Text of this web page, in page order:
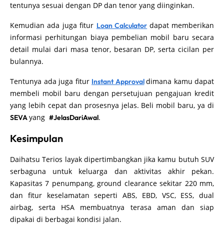
tentunya sesuai dengan DP dan tenor yang diinginkan.
Kemudian ada juga fitur Loan Calculator dapat memberikan
informasi perhitungan biaya pembelian mobil baru secara
detail mulai dari masa tenor, besaran DP, serta cicilan per
bulannya.
Tentunya ada juga fitur Instant Approvaldimana kamu dapat
membeli mobil baru dengan persetujuan pengajuan kredit
yang lebih cepat dan prosesnya jelas. Beli mobil baru, ya di
SEVAyang #JelasDariAwal.
Kesimpulan
Daihatsu Terios layak dipertimbangkan jika kamu butuh SUV
serbaguna untuk keluarga dan aktivitas akhir pekan.
Kapasitas 7 penumpang, ground clearance sekitar 220 mm,
dan fitur keselamatan seperti ABS, EBD, VSC, ESS, dual
airbag, serta HSA membuatnya terasa aman dan siap
dipakai di berbagai kondisi jalan.